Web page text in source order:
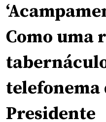
Como uma
telefonema
Presidente